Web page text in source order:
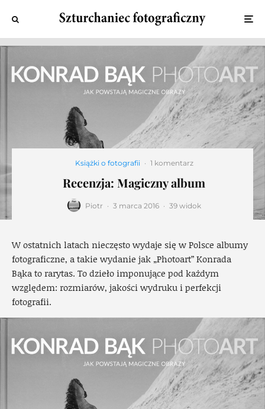
Książki o fotografii · 1 komentarz
Recenzja: Magiczny album
Piotr · 3 marca 2016 · 39 widok
W ostatnich latach nieczęsto wydaje się w Polsce albumy
fotograficzne, a takie wydanie jak „Photoart” Konrada
Bąka to rarytas. To dzieło imponujące pod każdym
względem: rozmiarów, jakości wydruku i perfekcji
fotografii.